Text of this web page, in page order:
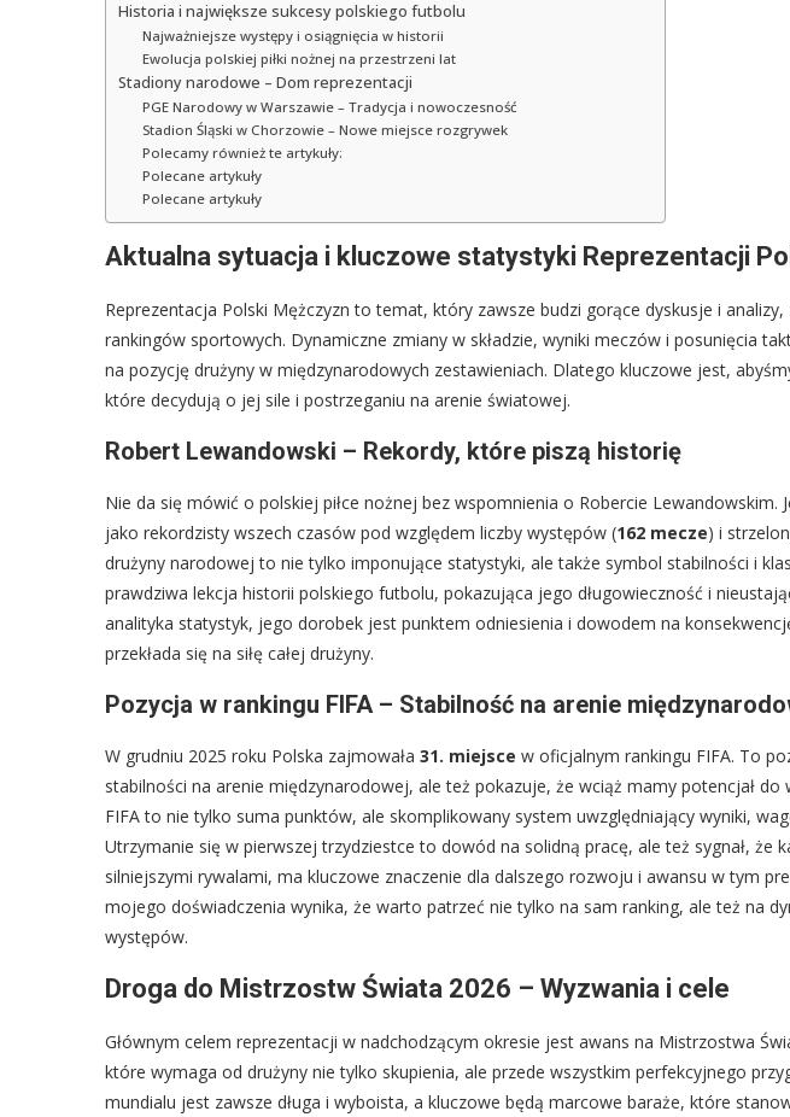
Historia i największe sukcesy polskiego futbolu
Najważniejsze występy i osiągnięcia w historii
Ewolucja polskiej piłki nożnej na przestrzeni lat
Stadiony narodowe – Dom reprezentacji
PGE Narodowy w Warszawie – Tradycja i nowoczesność
Stadion Śląski w Chorzowie – Nowe miejsce rozgrywek
Polecamy również te artykuły:
Polecane artykuły
Polecane artykuły
Aktualna sytuacja i kluczowe statystyki Reprezentacji
Reprezentacja Polski Mężczyzn to temat, który zawsze budzi gorące dyskusje i
rankingów sportowych. Dynamiczne zmiany w składzie, wyniki meczów i posunięcia
na pozycję drużyny w międzynarodowych zestawieniach. Dlatego kluczowe jest,
które decydują o jej sile i postrzeganiu na arenie światowej.
Robert Lewandowski – Rekordy, które piszą historię
Nie da się mówić o polskiej piłce nożnej bez wspomnienia o Robercie Lewandowskim.
jako rekordzisty wszech czasów pod względem liczby występów (162 mecze) i
drużyny narodowej to nie tylko imponujące statystyki, ale także symbol stabilności i
prawdziwa lekcja historii polskiego futbolu, pokazująca jego długowieczność i
analityka statystyk, jego dorobek jest punktem odniesienia i dowodem na
przekłada się na siłę całej drużyny.
Pozycja w rankingu FIFA – Stabilność na arenie
W grudniu 2025 roku Polska zajmowała 31. miejsce w oficjalnym rankingu FIFA. To
stabilności na arenie międzynarodowej, ale też pokazuje, że wciąż mamy potencjał do
FIFA to nie tylko suma punktów, ale skomplikowany system uwzględniający wyniki,
Utrzymanie się w pierwszej trzydziestce to dowód na solidną pracę, ale też sygnał, że
silniejszymi rywalami, ma kluczowe znaczenie dla dalszego rozwoju i awansu w tym
mojego doświadczenia wynika, że warto patrzeć nie tylko na sam ranking, ale też na
występów.
Droga do Mistrzostw Świata 2026 – Wyzwania i cele
Głównym celem reprezentacji w nadchodzącym okresie jest awans na Mistrzostwa
które wymaga od drużyny nie tylko skupienia, ale przede wszystkim perfekcyjnego
mundialu jest zawsze długa i wyboista, a kluczowe będą marcowe baraże, które